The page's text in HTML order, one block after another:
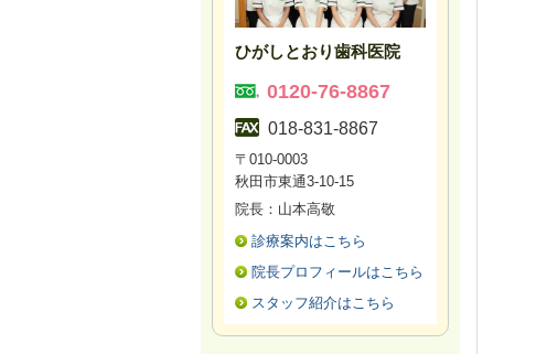
ひがしとおり歯科医院
0120-76-8867
018-831-8867
〒010-0003
秋田市東通3-10-15
院長：山本高敬
診療案内はこちら
院長プロフィールはこちら
スタッフ紹介はこちら